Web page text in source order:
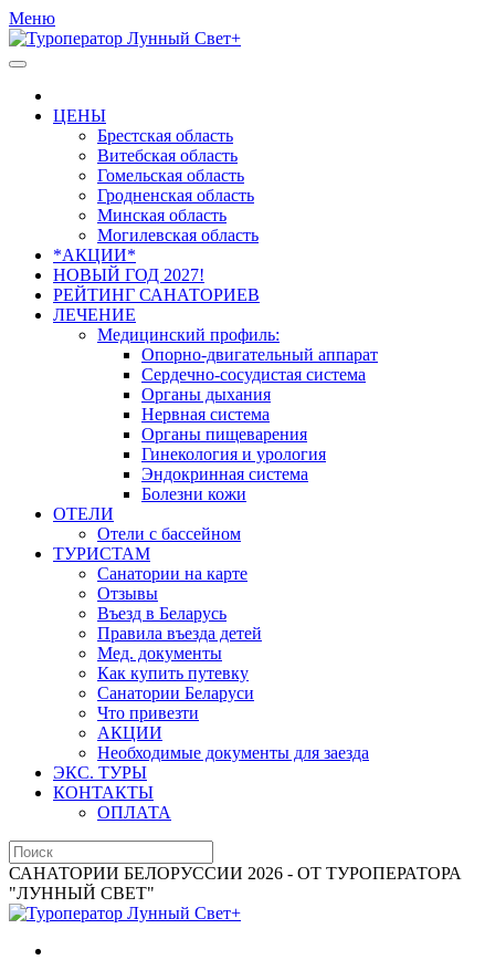
Меню
ЦЕНЫ
Брестская область
Витебская область
Гомельская область
Гродненская область
Минская область
Могилевская область
*АКЦИИ*
НОВЫЙ ГОД 2027!
РЕЙТИНГ САНАТОРИЕВ
ЛЕЧЕНИЕ
Медицинский профиль:
Опорно-двигательный аппарат
Сердечно-сосудистая система
Органы дыхания
Нервная система
Органы пищеварения
Гинекология и урология
Эндокринная система
Болезни кожи
ОТЕЛИ
Отели с бассейном
ТУРИСТАМ
Санатории на карте
Отзывы
Въезд в Беларусь
Правила въезда детей
Мед. документы
Как купить путевку
Санатории Беларуси
Что привезти
АКЦИИ
Необходимые документы для заезда
ЭКС. ТУРЫ
КОНТАКТЫ
ОПЛАТА
САНАТОРИИ БЕЛОРУССИИ 2026 - ОТ ТУРОПЕРАТОРА
"ЛУННЫЙ СВЕТ"